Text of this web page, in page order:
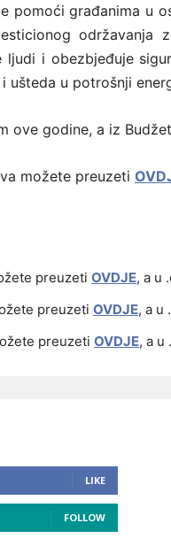
pomoći građanima u
održavanja
i obezbjeđuje
ušteda u potrošnji
ove godine, a iz
možete preuzeti
preuzeti OVDJE, a u
preuzeti OVDJE, a u
preuzeti OVDJE, a u
LIKE
FOLLOW